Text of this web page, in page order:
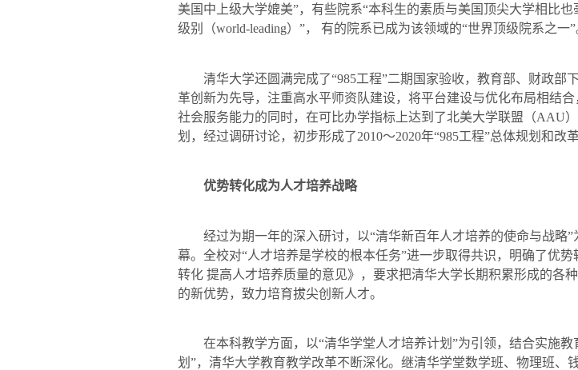
美国中上级大学媲美”，有些院系“本科生的素质与美国顶尖大学相比
级别（world-leading）”， 有的院系已成为该领域的“世界顶级院系之一”
清华大学还圆满完成了“985工程”二期国家验收，教育部、财政部
革创新为先导，注重高水平师资队建设，将平台建设与优化布局相结
社会服务能力的同时，在可比办学指标上达到了北美大学联盟（AAU
划，经过调研讨论，初步形成了2010～2020年“985工程”总体规划和改革
优势转化成为人才培养战略
经过为期一年的深入研讨，以“清华新百年人才培养的使命与战略”
幕。全校对“人才培养是学校的根本任务”进一步取得共识，明确了优势
转化 提高人才培养质量的意见》，要求把清华大学长期积累形成的各
的新优势，致力培育拔尖创新人才。
在本科教学方面，以“清华学堂人才培养计划”为引领，结合实施教
划”，清华大学教育教学改革不断深化。继清华学堂数学班、物理班、